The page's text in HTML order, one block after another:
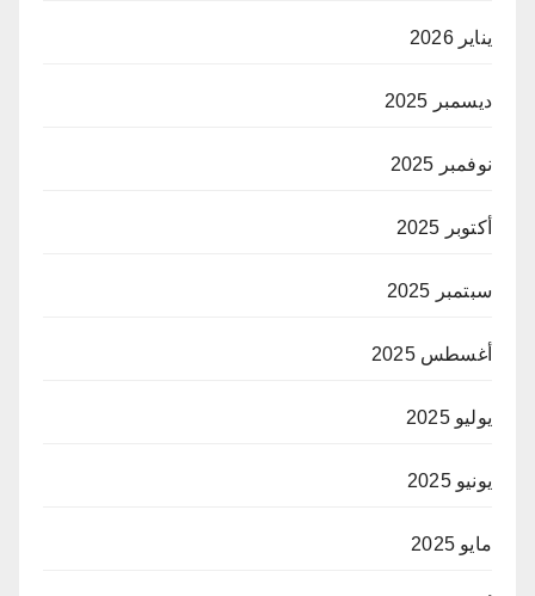
يناير 2026
ديسمبر 2025
نوفمبر 2025
أكتوبر 2025
سبتمبر 2025
أغسطس 2025
يوليو 2025
يونيو 2025
مايو 2025